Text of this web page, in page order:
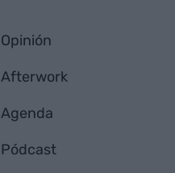
Opinión
Afterwork
Agenda
Pódcast